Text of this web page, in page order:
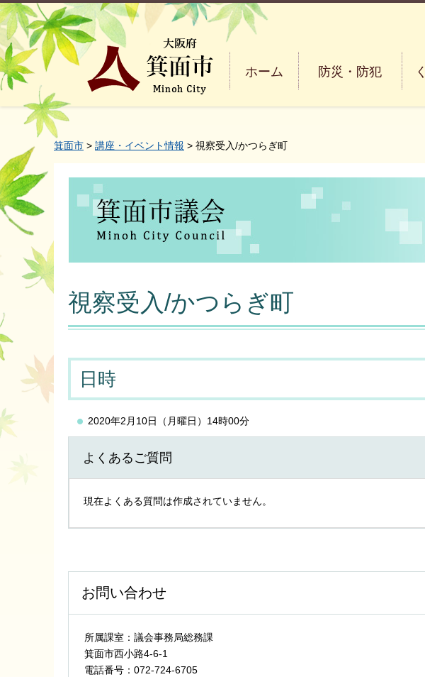
大阪府箕面市 Minoh City
ホーム 防災・防犯
箕面市 > 講座・イベント情報 > 視察受入/かつらぎ町
視察受入/かつらぎ町
日時
2020年2月10日（月曜日）14時00分
よくあるご質問
現在よくある質問は作成されていません。
お問い合わせ
所属課室：議会事務局総務課
箕面市西小路4‐6‐1
電話番号：072-724-6705